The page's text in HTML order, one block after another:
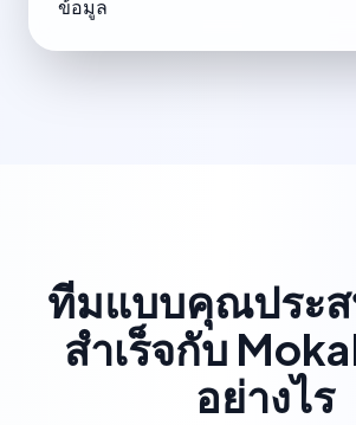
ข้อมูล
ทีมแบบคุณประ
สำเร็จกับ
อย่างไร